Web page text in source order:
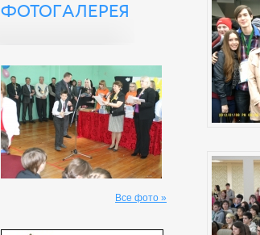
ФОТОГАЛЕРЕЯ
Все фото »